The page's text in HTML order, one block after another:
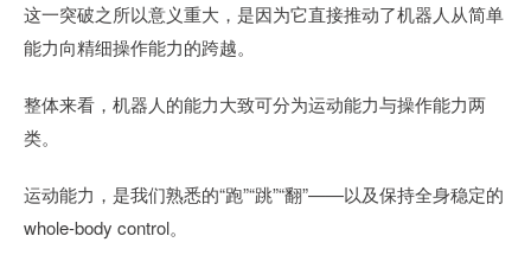
这一突破之所以意义重大，是因为它直接推动了机器人从简单
能力向精细操作能力的跨越。
整体来看，机器人的能力大致可分为运动能力与操作能力两
类。
运动能力，是我们熟悉的“跑”“跳”“翻”——以及保持全身稳定的
whole-body control。